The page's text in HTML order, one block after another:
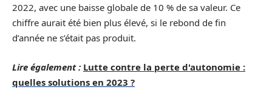
2022, avec une baisse globale de 10 % de sa valeur. Ce
chiffre aurait été bien plus élevé, si le rebond de fin
d’année ne s’était pas produit.
Lire également : Lutte contre la perte d'autonomie :
quelles solutions en 2023 ?